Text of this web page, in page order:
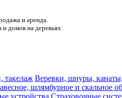
и аренда.
и домов на деревьях.
такелаж Веревки, шнуры,
шлямбурное и скальное
устройства Страховочные